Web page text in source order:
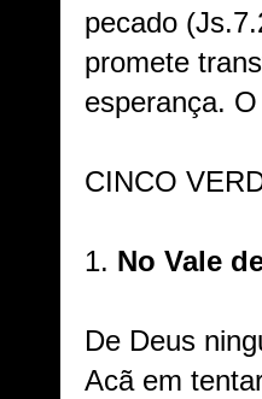
pecado
promete
esperança.
CINCO
1. No Vale
De Deus
Acã em